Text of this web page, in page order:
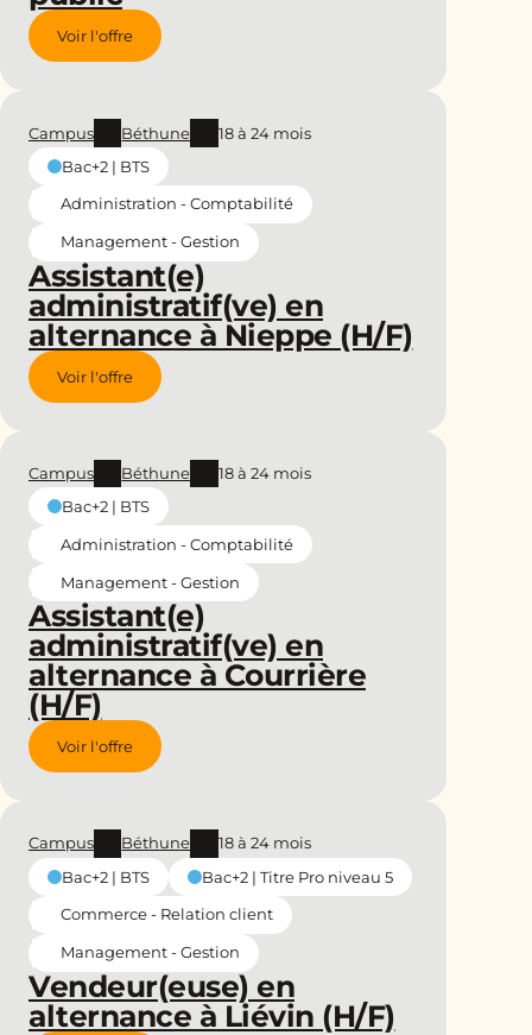
Voir l'offre
Assistant(e)
administratif(ve) en
alternance à Nieppe (H/F)
Campus Béthune
18 à 24 mois
Bac+2 | BTS
Administration - Comptabilité
Management - Gestion
Voir l'offre
Assistant(e)
administratif(ve) en
alternance à Courrière
(H/F)
Campus Béthune
18 à 24 mois
Bac+2 | BTS
Administration - Comptabilité
Management - Gestion
Voir l'offre
Vendeur(euse) en
alternance à Liévin (H/F)
Campus Béthune
18 à 24 mois
Bac+2 | BTS
Bac+2 | Titre Pro niveau 5
Commerce - Relation client
Management - Gestion